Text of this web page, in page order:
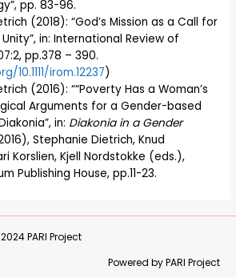
pp. 83-96.
(2018): “God’s Mission as a Call for
in: International Review of
pp.378 – 390.
10.1111/irom.12237)
(2016): ““Poverty Has a Woman’s
Arguments for a Gender-based
in: Diakonia in a Gender
Stephanie Dietrich, Knud
Korslien, Kjell Nordstokke (eds.),
Publishing House, pp.11-23.
PARI Project
Powered by PARI Project